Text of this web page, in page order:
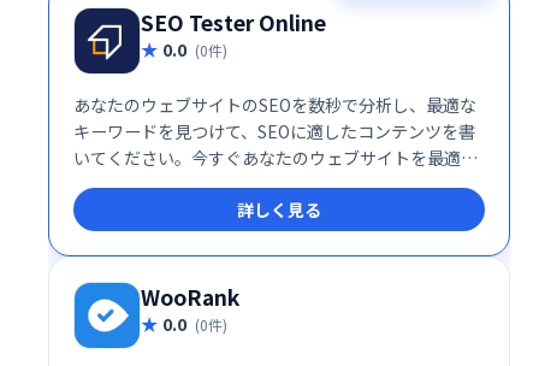
SEO Tester Online
0.0 (0件)
あなたのウェブサイトのSEOを数秒で分析し、最適な
キーワードを見つけて、SEOに適したコンテンツを書
いてください。今すぐあなたのウェブサイトを最適化
して、あなたの新しいユーザーを楽しんでください！
詳しく見る
WooRank
0.0 (0件)